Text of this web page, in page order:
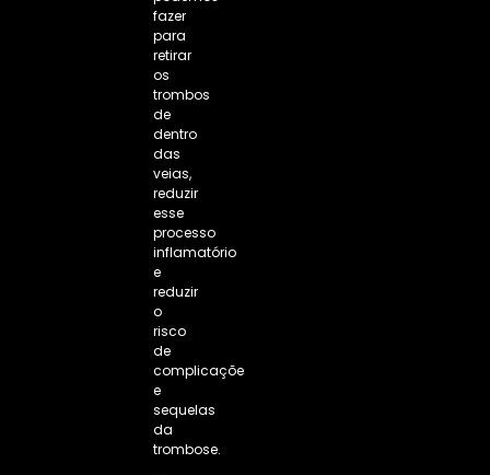
fazer
para
retirar
os
trombos
de
dentro
das
veias,
reduzir
esse
processo
inflamatório
e
reduzir
o
risco
de
complicações
e
sequelas
da
trombose.